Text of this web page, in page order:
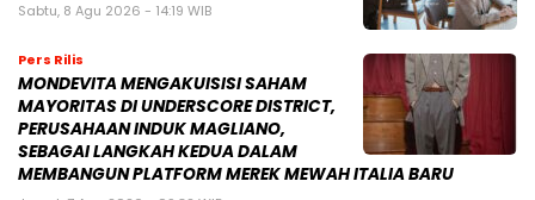
Sabtu, 8 Agu 2026 - 14:19 WIB
Pers Rilis
MONDEVITA MENGAKUISISI SAHAM
MAYORITAS DI UNDERSCORE DISTRICT,
PERUSAHAAN INDUK MAGLIANO,
SEBAGAI LANGKAH KEDUA DALAM
MEMBANGUN PLATFORM MEREK MEWAH ITALIA BARU